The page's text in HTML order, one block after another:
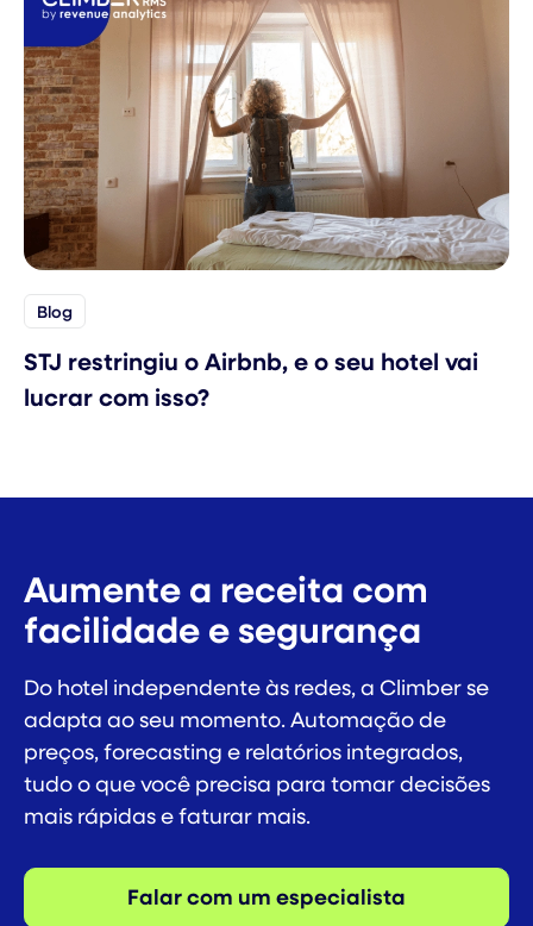
Blog
STJ restringiu o Airbnb, e o seu hotel vai
lucrar com isso?
Aumente a receita com
facilidade e segurança
Do hotel independente às redes, a Climber se
adapta ao seu momento. Automação de
preços, forecasting e relatórios integrados,
tudo o que você precisa para tomar decisões
mais rápidas e faturar mais.
Falar com um especialista